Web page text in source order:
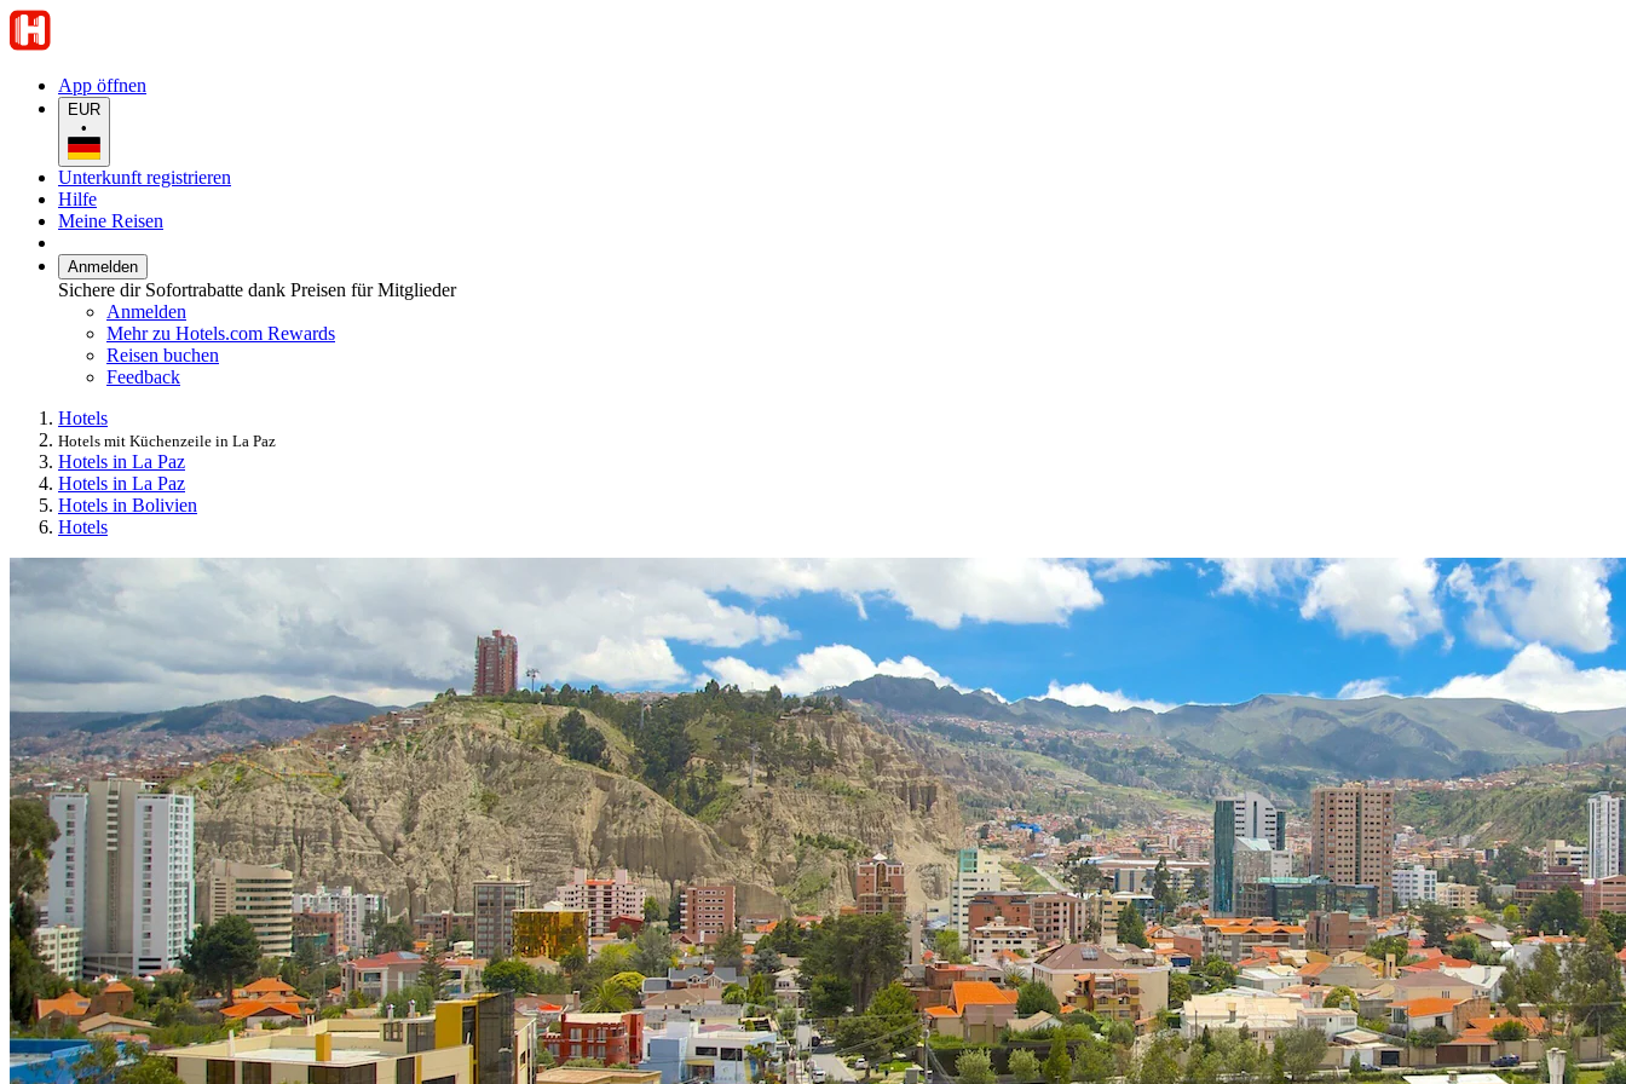
App öffnen
EUR
•
Unterkunft registrieren
Hilfe
Meine Reisen
Anmelden
Sichere dir Sofortrabatte dank Preisen für Mitglieder
Anmelden
Mehr zu Hotels.com Rewards
Reisen buchen
Feedback
Hotels
Hotels mit Küchenzeile in La Paz
Hotels in La Paz
Hotels in La Paz
Hotels in Bolivien
Hotels